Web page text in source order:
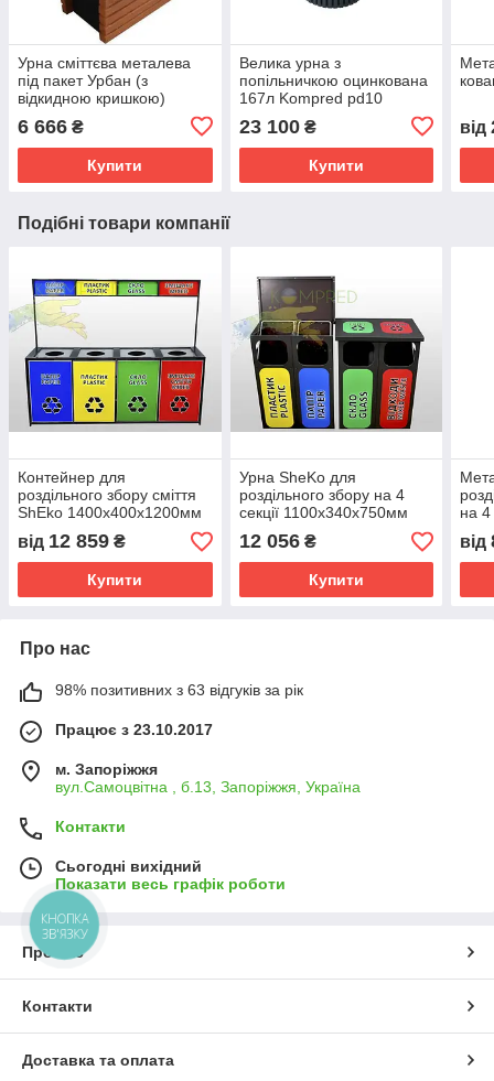
Урна сміттєва металева
під пакет Урбан (з
відкидною кришкою)
420х430х812мм Kompred
OL509/1
6 666 ₴
Купити
Велика урна з
попільничкою оцинкована
167л Kompred pd10
23 100₴
Купити
від
Подібні товари компанії
Контейнер для
роздільного збору сміття
ShEko 1400х400х1200мм
(на 4 ємності) Kompred
OL487
від 12 859 ₴
Купити
Урна SheKo для
роздільного збору на 4
секції 1100х340х750мм
Kompred OL515
12 056₴
Купити
на 4
від
Про нас
98% позитивних з 63 відгуків за рік
Працює з 23.10.2017
м. Запоріжжя
вул.Самоцвітна , б.13, Запоріжжя, Україна
Контакти
Сьогодні вихідний
Показати весь графік роботи
Про нас
Контакти
Доставка та оплата
КНОПКА
ЗВ'ЯЗКУ